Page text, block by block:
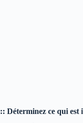
:: Déterminez ce qui